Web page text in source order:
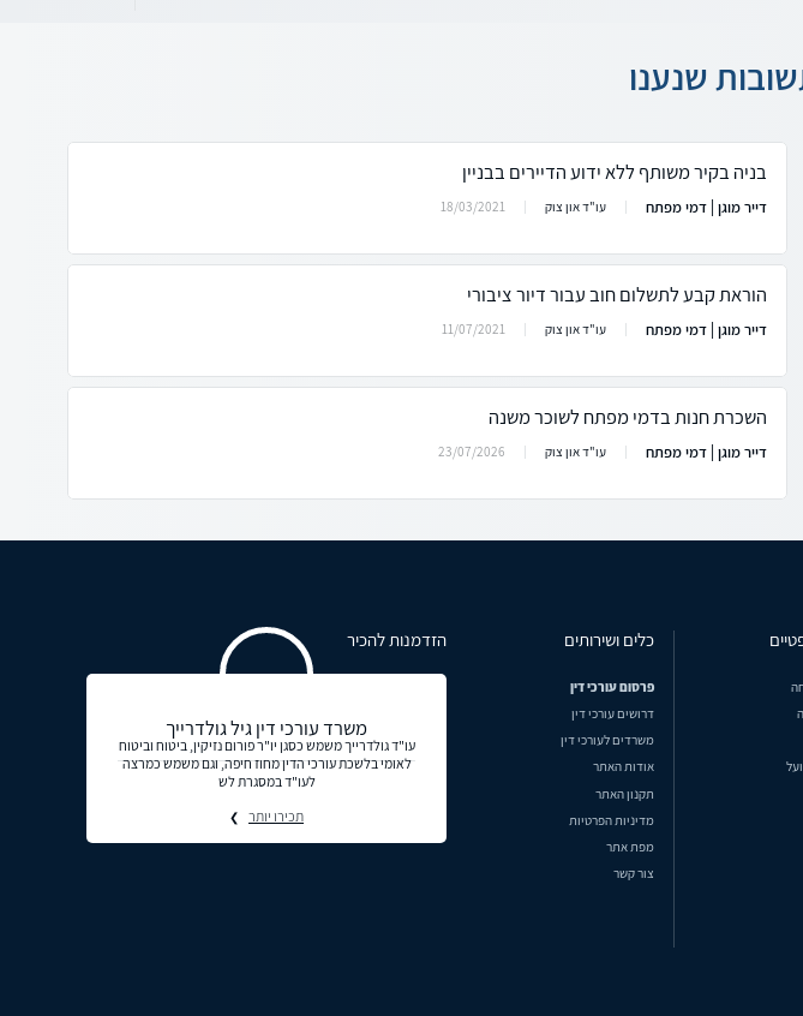
שנענו
בניה בקיר משותף ללא ידוע הדיירים בבניין
דייר מוגן | דמי מפתח עו"ד און צוק 18/03/2021
הוראת קבע לתשלום חוב עבור דיור ציבורי
דייר מוגן | דמי מפתח עו"ד און צוק 11/07/2021
השכרת חנות בדמי מפתח לשוכר משנה
דייר מוגן | דמי מפתח עו"ד און צוק 23/07/2026
כלים ושירותים
פרסום עורכי דין
דרושים עורכי דין
משרדים לעורכי דין
אודות האתר
תקנון האתר
מדיניות הפרטיות
מפת אתר
צור קשר
הזדמנות להכיר
משרד עורכי דין גיל גולדרייך
עו"ד גולדרייך משמש כסגן יו"ר פורום נזיקין, ביטוח וביטוח
לאומי בלשכת עורכי הדין מחוז חיפה, וגם משמש כמרצה
לעו"ד במסגרת לש
תכירו יותר